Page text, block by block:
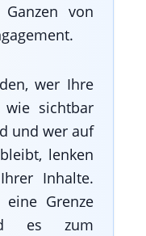
von
wer Ihre
wie sichtbar
und wer auf
lenken
Inhalte.
Grenze
es zum